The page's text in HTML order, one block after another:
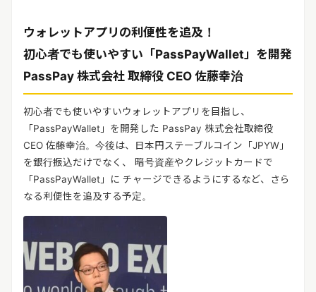
ウォレットアプリの利便性を追及！
初心者でも使いやすい「PassPayWallet」を開発
PassPay 株式会社 取締役 CEO 佐藤幸治
初心者でも使いやすいウォレットアプリを目指し、
「PassPayWallet」を開発した PassPay 株式会社取締役
CEO 佐藤幸治。今後は、日本円ステーブルコイン「JPYW」
を銀行振込だけでなく、 暗号資産やクレジットカードで
「PassPayWallet」に チャージできるようにするなど、さら
なる利便性を追及する予定。